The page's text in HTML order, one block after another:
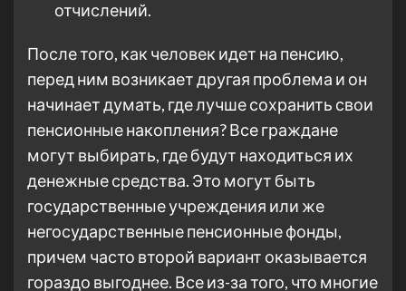
отчислений.
После того, как человек идет на пенсию,
перед ним возникает другая проблема и он
начинает думать, где лучше сохранить свои
пенсионные накопления? Все граждане
могут выбирать, где будут находиться их
денежные средства. Это могут быть
государственные учреждения или же
негосударственные пенсионные фонды,
причем часто второй вариант оказывается
гораздо выгоднее. Все из-за того, что многие